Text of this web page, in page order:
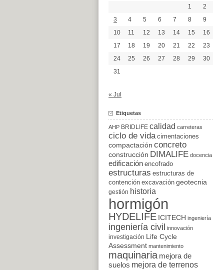
1
2
3
4 5 6 7 8
9
10
11 12 13 14 15
16
17
18 19 20 21 22
23
24
25 26 27 28 29
30
31
« Jul
Etiquetas
AHP BRIDLIFE calidad carreteras
ciclo de vida cimentaciones
compactación concreto
construcción DIMALIFE docencia
edificación encofrado
estructuras estructuras de
contención excavación geotecnia
gestión historia
hormigón
HYDELIFE ICITECH ingeniería
ingeniería civil innovación
investigación
Life Cycle
Assessment mantenimiento
maquinaria mejora de
suelos mejora de terrenos